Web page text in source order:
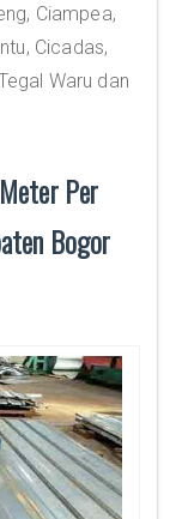
Ciampea,
Cicadas,
Waru dan
Per
Bogor